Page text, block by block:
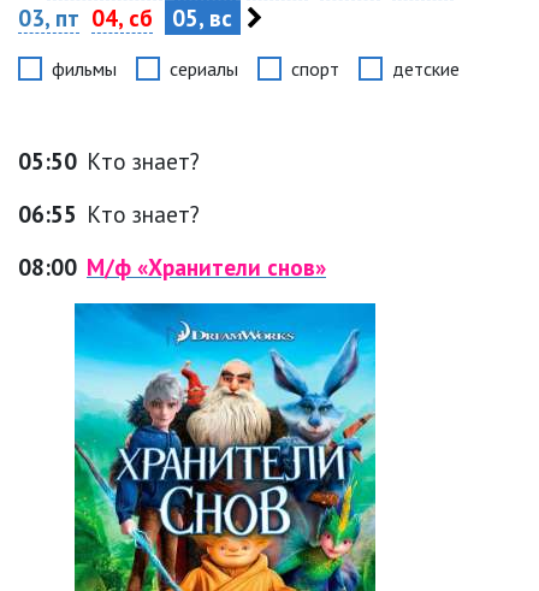
03, пт 04, сб 05, вс
фильмы сериалы спорт детские
05:50 Кто знает?
06:55 Кто знает?
08:00 М/ф «Хранители снов»